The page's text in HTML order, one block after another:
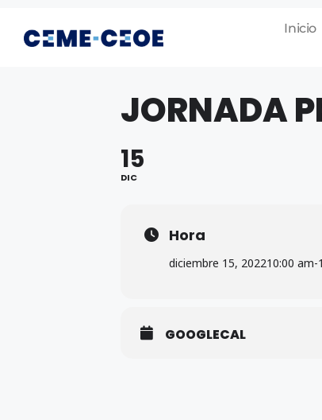
Inicio
JORNADA
15
DIC
Hora
diciembre 15, 202210:00 am-
GOOGLECAL